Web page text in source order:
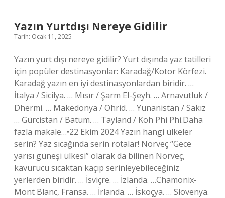
Yazın Yurtdışı Nereye Gidilir
Tarih: Ocak 11, 2025
Yazın yurt dışı nereye gidilir? Yurt dışında yaz tatilleri
için popüler destinasyonlar: Karadağ/Kotor Körfezi.
Karadağ yazın en iyi destinasyonlardan biridir. …
İtalya / Sicilya. … Mısır / Şarm El-Şeyh. … Arnavutluk /
Dhermi. … Makedonya / Ohrid. … Yunanistan / Sakız
… Gürcistan / Batum. … Tayland / Koh Phi Phi.Daha
fazla makale…•22 Ekim 2024 Yazın hangi ülkeler
serin? Yaz sıcağında serin rotalar! Norveç “Gece
yarısı güneşi ülkesi” olarak da bilinen Norveç,
kavurucu sıcaktan kaçıp serinleyebileceğiniz
yerlerden biridir. … İsviçre. … İzlanda. …Chamonix-
Mont Blanc, Fransa. … İrlanda. … İskoçya. … Slovenya.